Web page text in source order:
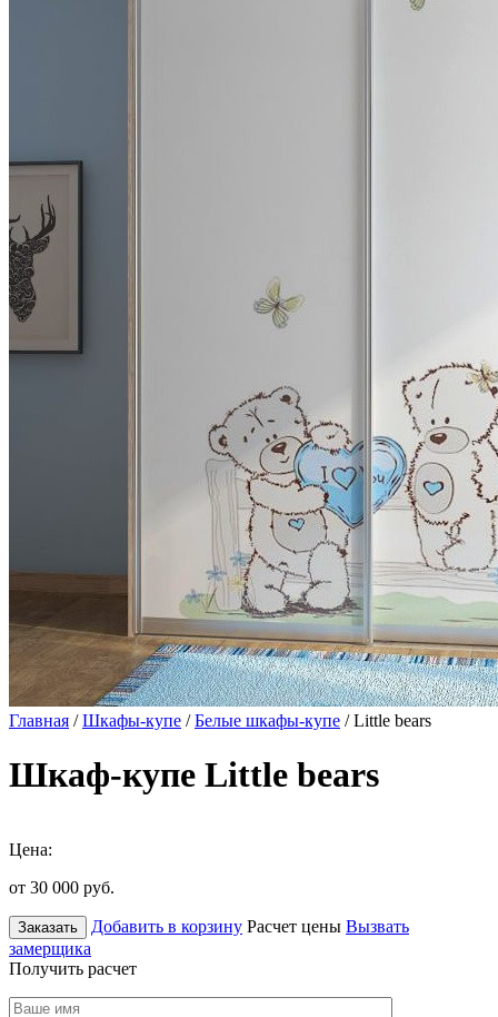
Главная /Шкафы-купе /Белые шкафы-купе / Little bears
Шкаф-купе Little bears
Цена:
от 30 000 руб.
Заказать Добавить в корзину Расчет цены Вызвать
замерщика
Получить расчет